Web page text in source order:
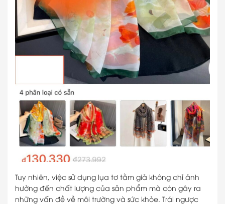
Tuy nhiên, việc sử dụng lụa tơ tằm giả không chỉ ảnh
hưởng đến chất lượng của sản phẩm mà còn gây ra
những vấn đề về môi trường và sức khỏe. Trái ngược